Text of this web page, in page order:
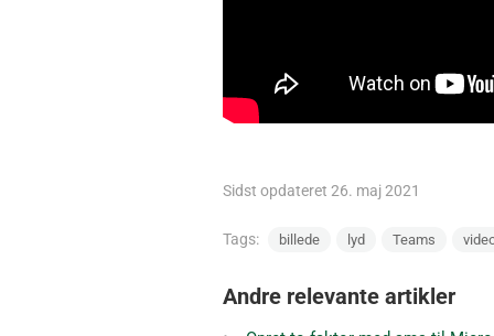
Sidst opdateret 26. maj 2021
Tags: billede lyd Teams
Andre relevante artikler